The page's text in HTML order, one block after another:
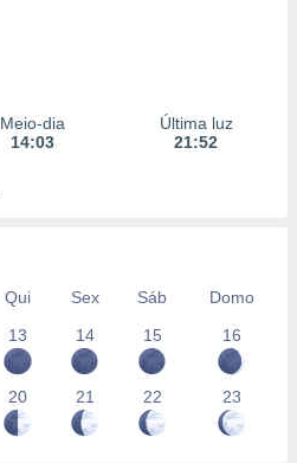
Meio-dia
14:03
Última luz
21:52
Qui Sex Sáb
Domo
13 14 15 16
20 21 22 23